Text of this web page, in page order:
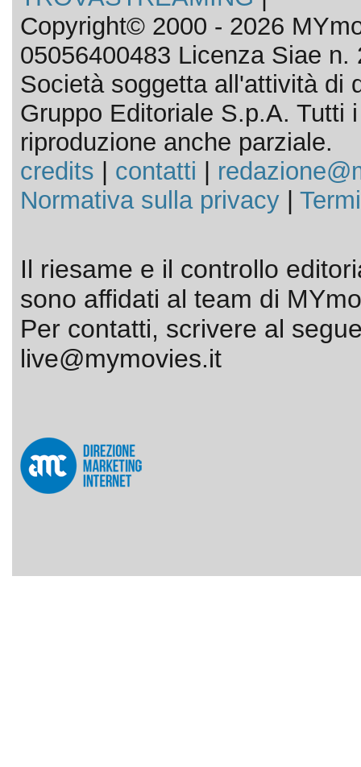
Copyright© 2000 - 2026
05056400483 Licenza Siae n.
Società soggetta all'attività di
Gruppo Editoriale S.p.A. Tutti
riproduzione anche parziale.
credits
contatti
Normativa sulla privacy|
Il riesame e il controllo
sono affidati al team di
Per contatti, scrivere al
live@mymovies.it